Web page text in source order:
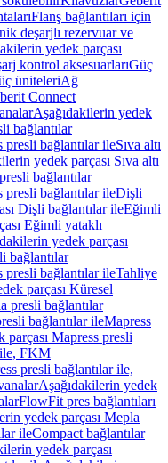
Flanş bağlantıları için
deşarjlı rezervuar ve
yedek parçası
kontrol aksesuarlarıGüç
üniteleriAğ
Connect
Aşağıdakilerin yedek
bağlantılar
presli bağlantılar ileSıva altı
yedek parçası Sıva altı
bağlantılar
presli bağlantılar ileDişli
Dişli bağlantılar ileEğimli
Eğimli yataklı
yedek parçası
bağlantılar
presli bağlantılar ileTahliye
parçası Küresel
presli bağlantılar
bağlantılar ileMapress
parçası Mapress presli
ile, FKM
presli bağlantılar ile,
Aşağıdakilerin yedek
FlowFit pres bağlantıları
yedek parçası Mepla
ileCompact bağlantılar
yedek parçası